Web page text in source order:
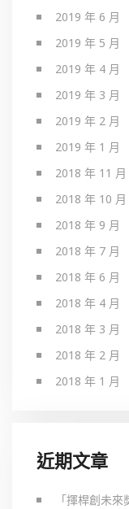
2019 年 6 月
2019 年 5 月
2019 年 4 月
2019 年 3 月
2019 年 2 月
2019 年 1 月
2018 年 11 月
2018 年 10 月
2018 年 9 月
2018 年 7 月
2018 年 6 月
2018 年 4 月
2018 年 3 月
2018 年 2 月
2018 年 1 月
近期文章
「揮桿創未